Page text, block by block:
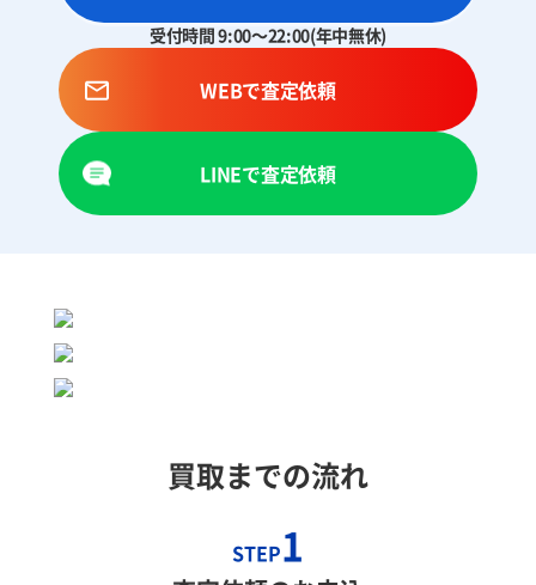
受付時間 9:00～22:00(年中無休)
WEBで査定依頼
LINEで査定依頼
買取までの流れ
STEP1